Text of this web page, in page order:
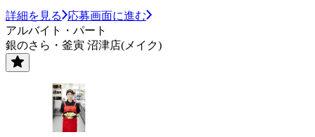
詳細を見る
応募画面に進む
アルバイト・パート
銀のさら・釜寅 沼津店(メイク)